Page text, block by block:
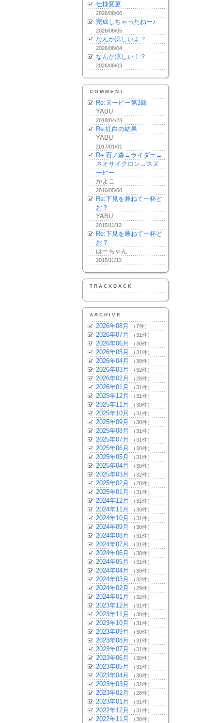
仕様変更
2026/08/06
完成しちゃったねー♪
2026/08/05
なんか涼しいよ？
2026/08/04
なんか涼しい！？
2026/08/03
COMMENT
Re:ヌーピー第3回
YABU
2018/04/23
Re:紅白の結果
YABU
2017/01/01
Re:石ノ森→ライダー→
ネオサイクロン→スヌ
ーピー
かよこ
2016/05/08
Re:下見を兼ねて一杯ど
お？
YABU
2015/11/13
Re:下見を兼ねて一杯ど
お？
はーちゃん
2015/11/13
TRACKBACK
ARCHIVE
2026年08月 （7件）
2026年07月 （31件）
2026年06月 （30件）
2026年05月 （31件）
2026年04月 （30件）
2026年03月 （32件）
2026年02月 （28件）
2026年01月 （31件）
2025年12月 （31件）
2025年11月 （30件）
2025年10月 （31件）
2025年09月 （30件）
2025年08月 （31件）
2025年07月 （31件）
2025年06月 （30件）
2025年05月 （31件）
2025年04月 （30件）
2025年03月 （32件）
2025年02月 （28件）
2025年01月 （31件）
2024年12月 （31件）
2024年11月 （30件）
2024年10月 （31件）
2024年09月 （30件）
2024年08月 （31件）
2024年07月 （31件）
2024年06月 （30件）
2024年05月 （31件）
2024年04月 （30件）
2024年03月 （32件）
2024年02月 （29件）
2024年01月 （32件）
2023年12月 （31件）
2023年11月 （30件）
2023年10月 （31件）
2023年09月 （30件）
2023年08月 （31件）
2023年07月 （31件）
2023年06月 （30件）
2023年05月 （31件）
2023年04月 （30件）
2023年03月 （32件）
2023年02月 （28件）
2023年01月 （31件）
2022年12月 （31件）
2022年11月 （30件）